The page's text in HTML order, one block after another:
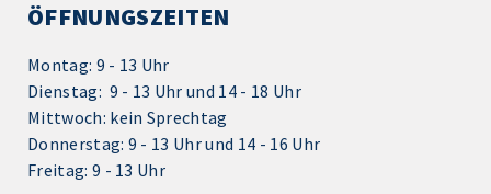
ÖFFNUNGSZEITEN
Montag: 9 - 13 Uhr
Dienstag: 9 - 13 Uhr und 14 - 18 Uhr
Mittwoch: kein Sprechtag
Donnerstag: 9 - 13 Uhr und 14 - 16 Uhr
Freitag: 9 - 13 Uhr